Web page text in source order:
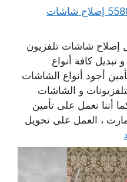
فني تصليح تلفزيونات 55880595 إصلاح شاشات
إصلاح شاشات تلفزيون
كافة أنواع
أجود أنواع الشاشات
و الشاشات
أننا نعمل على تأمين
، العمل على تحويل